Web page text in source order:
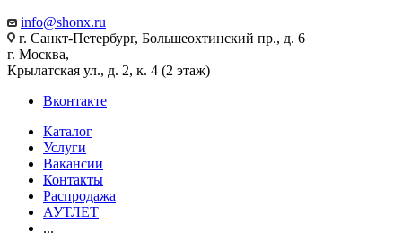
info@shonx.ru
г. Санкт-Петербург, Большеохтинский пр., д. 6
г. Москва,
Крылатская ул., д. 2, к. 4 (2 этаж)
Вконтакте
Каталог
Услуги
Вакансии
Контакты
Распродажа
АУТЛЕТ
...